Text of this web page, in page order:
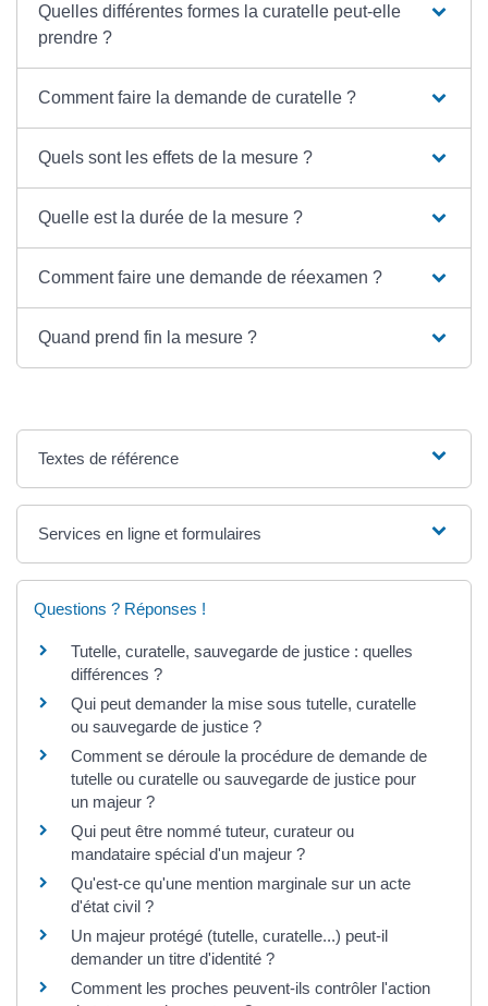
Quelles différentes formes la curatelle peut-elle
prendre ?
Comment faire la demande de curatelle ?
Quels sont les effets de la mesure ?
Quelle est la durée de la mesure ?
Comment faire une demande de réexamen ?
Quand prend fin la mesure ?
Textes de référence
Services en ligne et formulaires
Questions ? Réponses !
Tutelle, curatelle, sauvegarde de justice : quelles
différences ?
Qui peut demander la mise sous tutelle, curatelle
ou sauvegarde de justice ?
Comment se déroule la procédure de demande de
tutelle ou curatelle ou sauvegarde de justice pour
un majeur ?
Qui peut être nommé tuteur, curateur ou
mandataire spécial d'un majeur ?
Qu'est-ce qu'une mention marginale sur un acte
d'état civil ?
Un majeur protégé (tutelle, curatelle...) peut-il
demander un titre d'identité ?
Comment les proches peuvent-ils contrôler l'action